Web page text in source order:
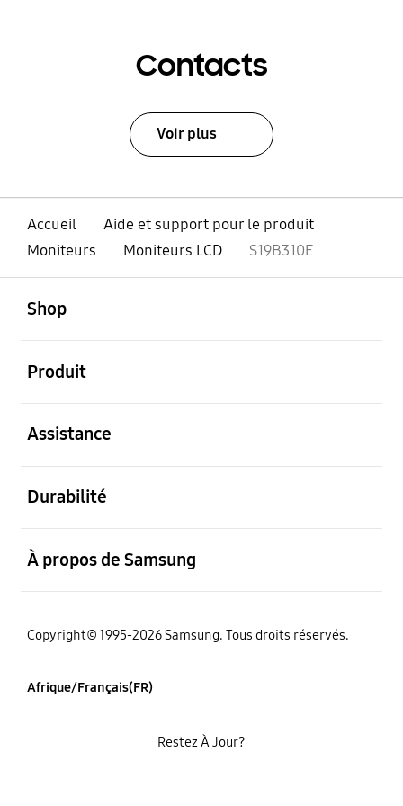
Contacts
Voir plus
Accueil
Aide et support pour le produit
Moniteurs
Moniteurs LCD S19B310E
Shop
Produit
Assistance
Durabilité
À propos de Samsung
Copyright© 1995-2026 Samsung. Tous droits réservés.
Afrique/Français(FR)
Restez À Jour?